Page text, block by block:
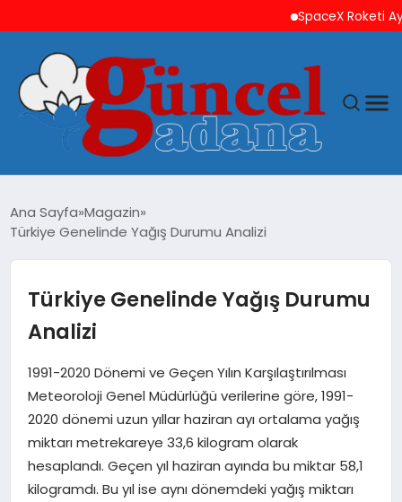
SpaceX Roketi Ay’a
GÜNCEL
YAŞAM
MAGAZIN
TEKNOLOJI
Ana Sayfa Magazin
Türkiye Genelinde Yağış Durumu Analizi
Türkiye Genelinde Yağış Durumu
Analizi
1991-2020 Dönemi ve Geçen Yılın Karşılaştırılması
Meteoroloji Genel Müdürlüğü verilerine göre, 1991-
2020 dönemi uzun yıllar haziran ayı ortalama yağış
miktarı metrekareye 33,6 kilogram olarak
hesaplandı. Geçen yıl haziran ayında bu miktar 58,1
kilogramdı. Bu yıl ise aynı dönemdeki yağış miktarı